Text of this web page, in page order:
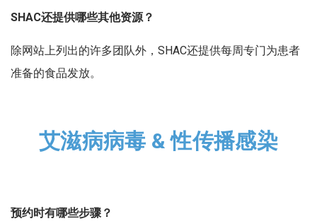
SHAC还提供哪些其他资源？
除网站上列出的许多团队外，SHAC还提供每周专门为患者
准备的食品发放。
艾滋病病毒 & 性传播感染
预约时有哪些步骤？